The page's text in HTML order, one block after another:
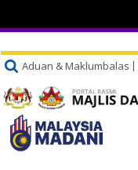
Aduan & Maklumbalas